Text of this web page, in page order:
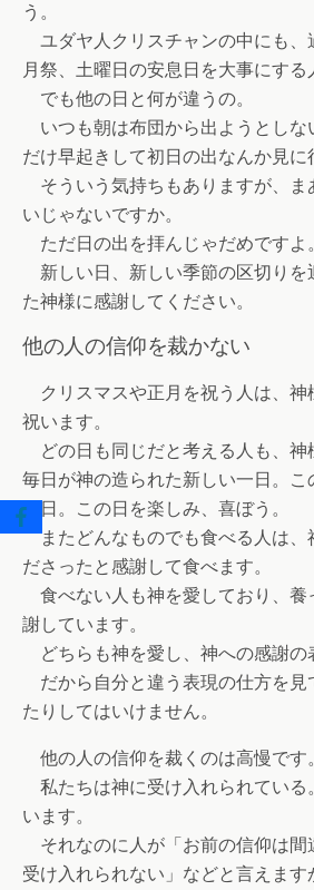
う。
ユダヤ人クリスチャンの中にも、
月祭、土曜日の安息日を大事にする
でも他の日と何が違うの。
いつも朝は布団から出ようとしな
だけ早起きして初日の出なんか見に
そういう気持ちもありますが、ま
いじゃないですか。
ただ日の出を拝んじゃだめですよ。
新しい日、新しい季節の区切りを
た神様に感謝してください。
他の人の信仰を裁かない
クリスマスや正月を祝う人は、神
祝います。
どの日も同じだと考える人も、神
毎日が神の造られた新しい一日。
た日。この日を楽しみ、喜ぼう。
またどんなものでも食べる人は、
ださったと感謝して食べます。
食べない人も神を愛しており、養
謝しています。
どちらも神を愛し、神への感謝の
だから自分と違う表現の仕方を見
たりしてはいけません。
他の人の信仰を裁くのは高慢です。
私たちは神に受け入れられている
います。
それなのに人が「お前の信仰は間
受け入れられない」などと言えます